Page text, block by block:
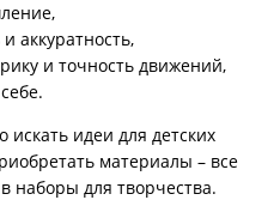
аккуратность,
и точность движений,
идеи для детских
материалы – все
наборы для творчества.